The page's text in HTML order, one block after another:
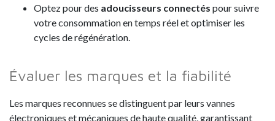
Optez pour des adoucisseurs connectés pour suivre
votre consommation en temps réel et optimiser les
cycles de régénération.
Évaluer les marques et la fiabilité
Les marques reconnues se distinguent par leurs vannes
électroniques et mécaniques de haute qualité, garantissant